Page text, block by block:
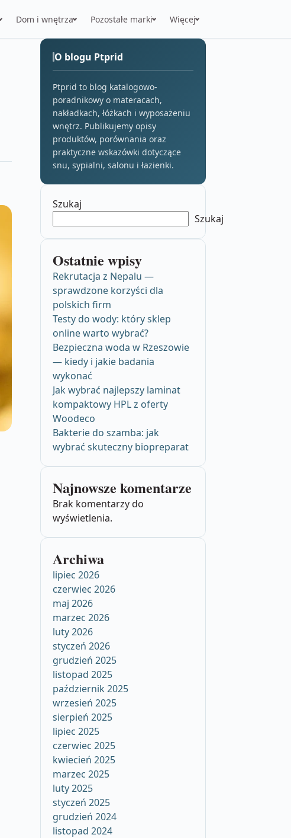
Dom i wnętrza Pozostałe marki Więcej
O blogu Ptprid
Ptprid to blog katalogowo-
poradnikowy o materacach,
nakładkach, łóżkach i wyposażeniu
wnętrz. Publikujemy opisy
produktów, porównania oraz
praktyczne wskazówki dotyczące
snu, sypialni, salonu i łazienki.
Szukaj
Szukaj
Ostatnie wpisy
Rekrutacja z Nepalu —
sprawdzone korzyści dla
polskich firm
Testy do wody: który sklep
online warto wybrać?
Bezpieczna woda w Rzeszowie
— kiedy i jakie badania
wykonać
Jak wybrać najlepszy laminat
kompaktowy HPL z oferty
Woodeco
Bakterie do szamba: jak
wybrać skuteczny biopreparat
Najnowsze komentarze
Brak komentarzy do
wyświetlenia.
Archiwa
lipiec 2026
czerwiec 2026
maj 2026
marzec 2026
luty 2026
styczeń 2026
grudzień 2025
listopad 2025
październik 2025
wrzesień 2025
sierpień 2025
lipiec 2025
czerwiec 2025
kwiecień 2025
marzec 2025
luty 2025
styczeń 2025
grudzień 2024
listopad 2024